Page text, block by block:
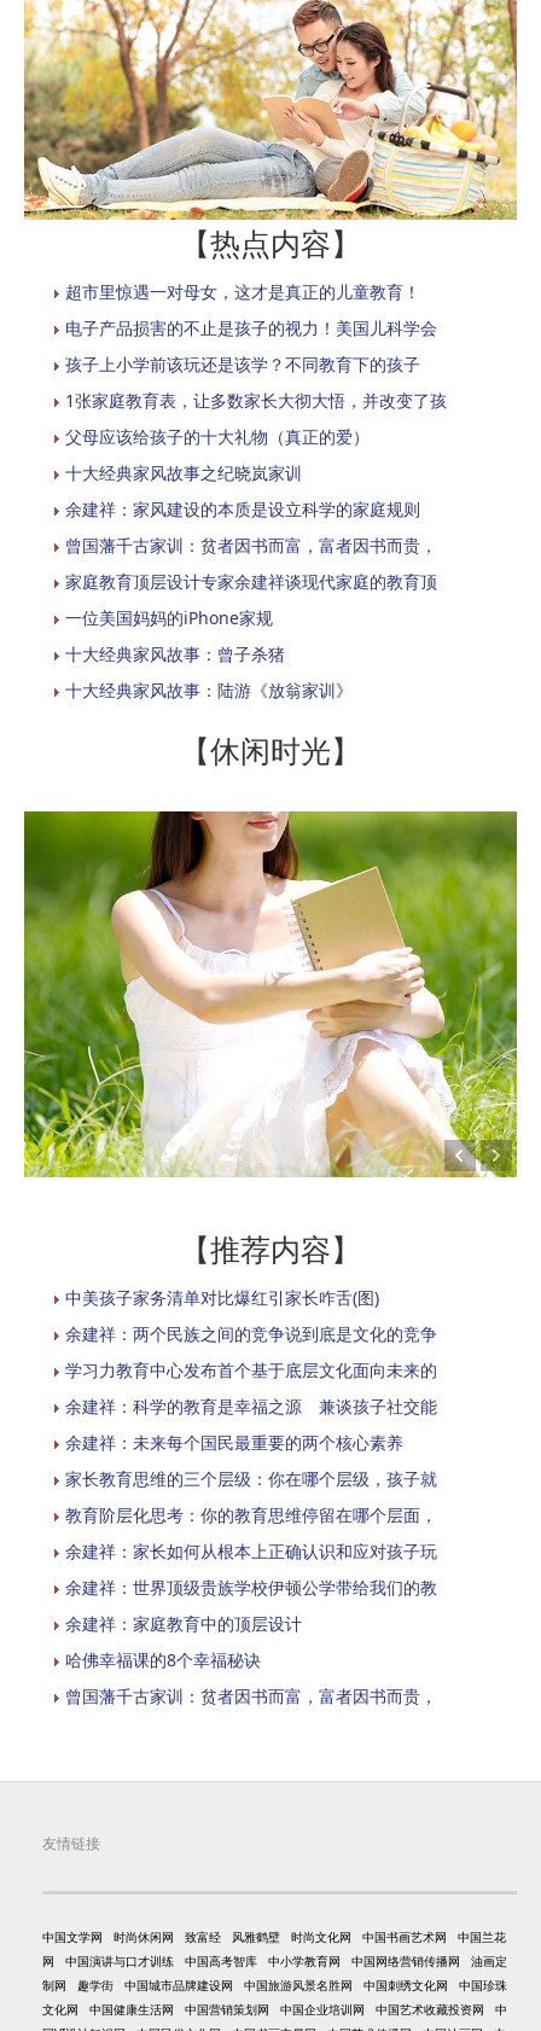
【热点内容】
超市里惊遇一对母女，这才是真正的儿童教育！
电子产品损害的不止是孩子的视力！美国儿科学会
孩子上小学前该玩还是该学？不同教育下的孩子
1张家庭教育表，让多数家长大彻大悟，并改变了孩
父母应该给孩子的十大礼物（真正的爱）
十大经典家风故事之纪晓岚家训
余建祥：家风建设的本质是设立科学的家庭规则
曾国藩千古家训：贫者因书而富，富者因书而贵，
家庭教育顶层设计专家余建祥谈现代家庭的教育顶
一位美国妈妈的iPhone家规
十大经典家风故事：曾子杀猪
十大经典家风故事：陆游《放翁家训》
【休闲时光】
【推荐内容】
中美孩子家务清单对比爆红引家长咋舌(图)
余建祥：两个民族之间的竞争说到底是文化的竞争
学习力教育中心发布首个基于底层文化面向未来的
余建祥：科学的教育是幸福之源 兼谈孩子社交能
余建祥：未来每个国民最重要的两个核心素养
家长教育思维的三个层级：你在哪个层级，孩子就
教育阶层化思考：你的教育思维停留在哪个层面，
余建祥：家长如何从根本上正确认识和应对孩子玩
余建祥：世界顶级贵族学校伊顿公学带给我们的教
余建祥：家庭教育中的顶层设计
哈佛幸福课的8个幸福秘诀
曾国藩千古家训：贫者因书而富，富者因书而贵，
友情链接
中国文学网 时尚休闲网 致富经 风雅鹤壁 时尚文化网 中国书画艺术网
中国兰花
网
中国演讲与口才训练 中国高考智库 中小学教育网 中国网络营销传播网
油画定
制网
趣学街 中国城市品牌建设网 中国旅游风景名胜网 中国刺绣文化网
中国珍珠
文化网
中国健康生活网 中国营销策划网 中国企业培训网 中国艺术收藏投资网
中